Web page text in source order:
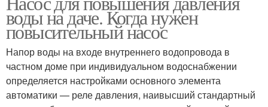
воды на даче. Когда нужен
повысительный насос
Напор воды на входе внутреннего водопровода в
частном доме при индивидуальном водоснабжении
определяется настройками основного элемента
автоматики — реле давления, наивысший стандартный